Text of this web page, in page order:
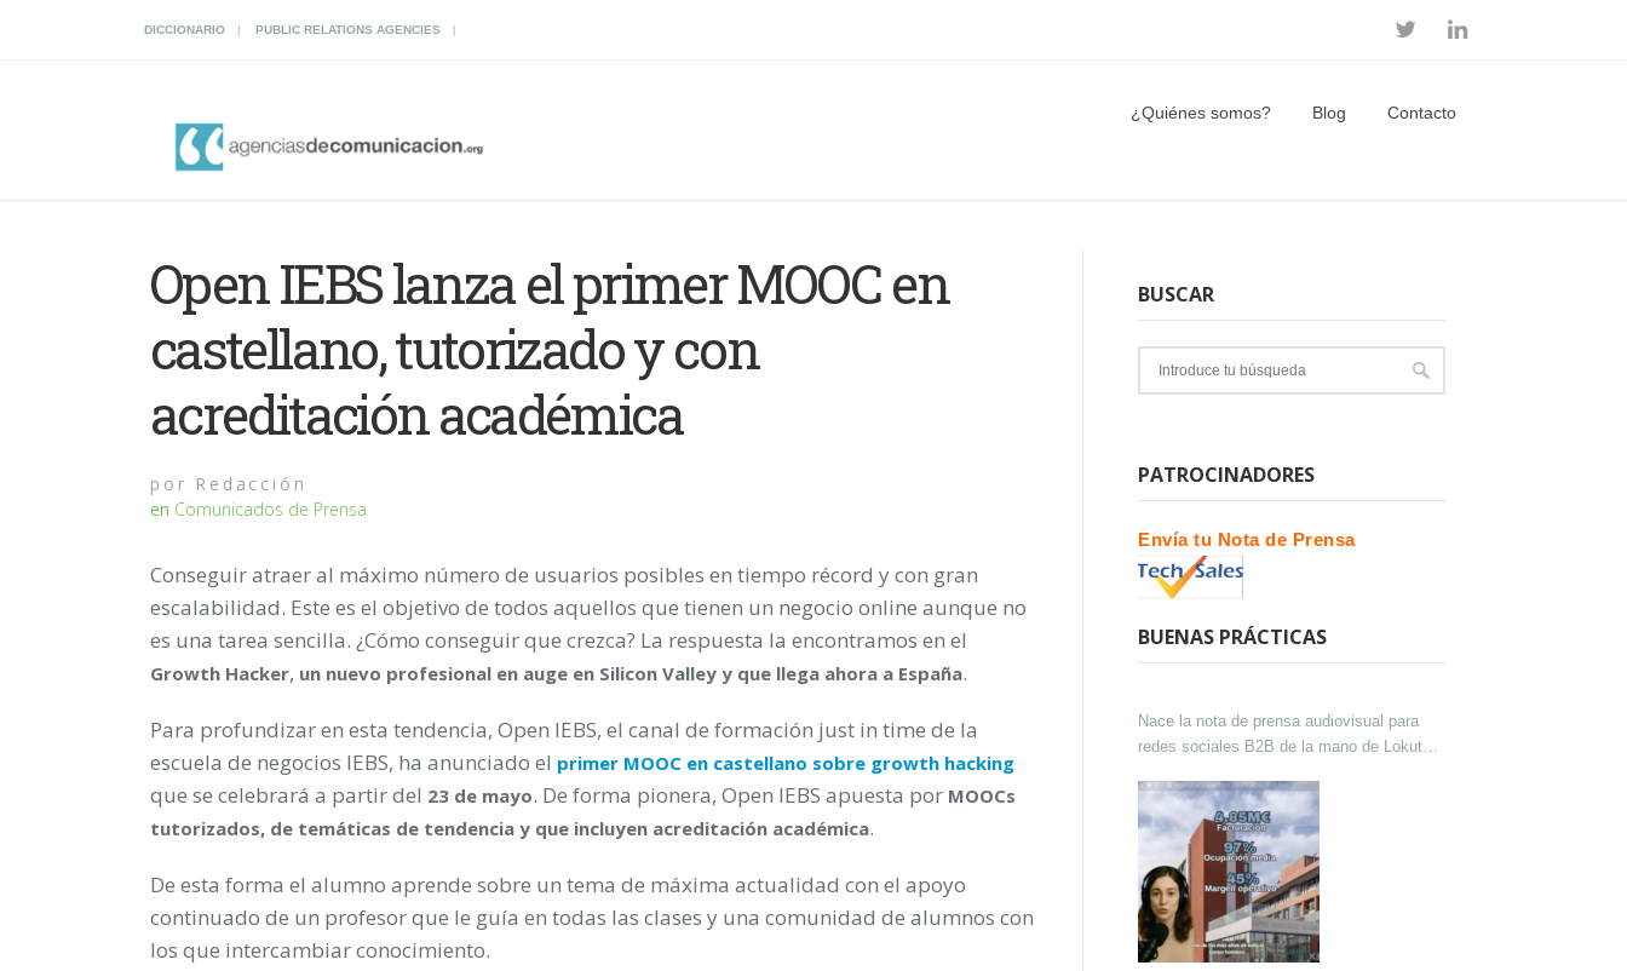
DICCIONARIO PUBLIC RELATIONS AGENCIES
¿Quiénes somos? Blog Contacto
Open IEBS lanza el primer MOOC en
castellano, tutorizado y con
acreditación académica
por Redacción
en Comunicados de Prensa
Conseguir atraer al máximo número de usuarios posibles en tiempo récord y con gran
escalabilidad. Este es el objetivo de todos aquellos que tienen un negocio online aunque no
es una tarea sencilla. ¿Cómo conseguir que crezca? La respuesta la encontramos en el
Growth Hacker, un nuevo profesional en auge en Silicon Valley y que llega ahora a España.
Para profundizar en esta tendencia, Open IEBS, el canal de formación just in time de la
escuela de negocios IEBS, ha anunciado el primer MOOC en castellano sobre growth hacking
que se celebrará a partir del 23 de mayo. De forma pionera, Open IEBS apuesta por MOOCs
tutorizados, de temáticas de tendencia y que incluyen acreditación académica.
De esta forma el alumno aprende sobre un tema de máxima actualidad con el apoyo
continuado de un profesor que le guía en todas las clases y una comunidad de alumnos con
los que intercambiar conocimiento.
BUSCAR
PATROCINADORES
Envía tu Nota de Prensa
BUENAS PRÁCTICAS
Nace la nota de prensa audiovisual para
redes sociales B2B de la mano de Lokutor